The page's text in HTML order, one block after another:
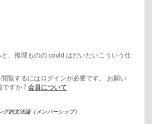
、推理ものの could はだいたいこういう仕
覧するにはログインが必要です。 お願い
ですか ? 会員について
グ的文法論（メンバーシップ）